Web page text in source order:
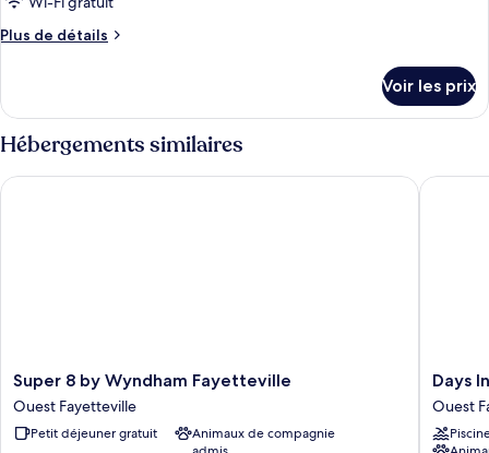
fumeurs
lits,
non-
fumeurs
ce
chambre :
Suite,
1
grand
Plus de détails
Plus
le
type
de
chambre
Suite,
Voir les prix
Hébergements similaires
Super
8
by
Wyndham
Super 8 by Wyndham Fayetteville
Ouest Fayetteville
Petit déjeuner gratuit
Animaux de compagnie
Super 8 by Wyndham Fayetteville
Days
Inn
by
Days
Ouest
Days